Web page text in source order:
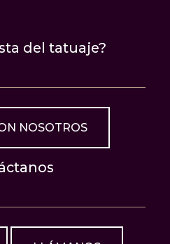
del tatuaje?
NOSOTROS